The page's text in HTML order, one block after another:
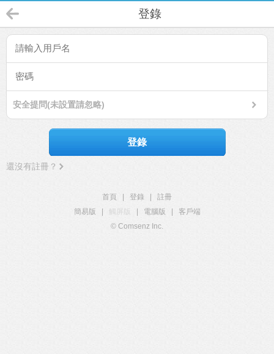
登錄
安全提問(未設置請忽略)
登錄
還沒有註冊？
首頁 登錄
註冊
簡易版
觸屏版 電腦版
客戶端
© Comsenz Inc.